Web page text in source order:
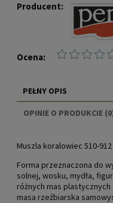
Producent:
Ocena:
PEŁNY OPIS
OPINIE O PRODUKCIE
Muszla koralowiec 510-912
Forma przeznaczona do
solnej, wosku, mydła,
różnych mas
masa rzeźbiarska